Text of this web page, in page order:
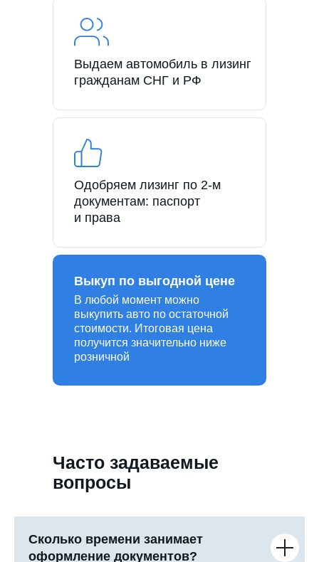
Выдаем автомобиль в лизинг
гражданам СНГ и РФ
Одобряем лизинг по 2-м
документам: паспорт
и права
В любой момент можно
выкупить авто по остаточной
стоимости. Итоговая цена
получится значительно ниже
розничной
Выкуп по выгодной цене
Часто задаваемые
вопросы
Сколько времени занимает
оформление документов?